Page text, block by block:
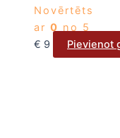
Novērtēts
ar 0 no 5
€ 9 Pievienot